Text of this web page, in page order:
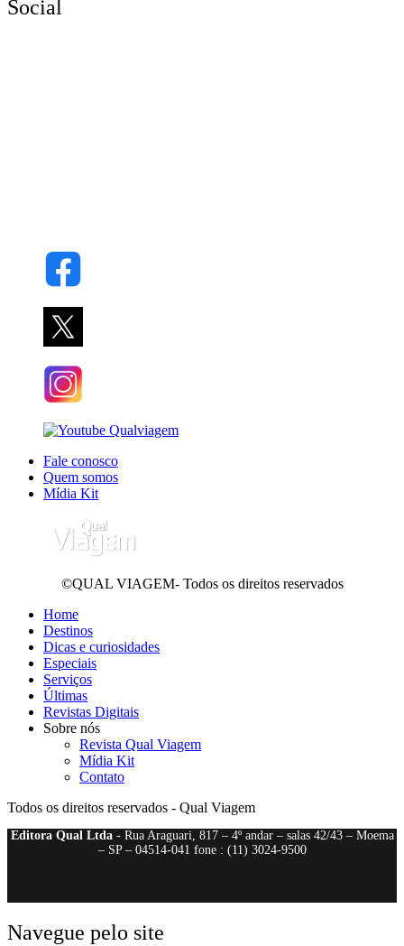
Social
Fale conosco
Quem somos
Mídia Kit
©QUAL VIAGEM- Todos os direitos reservados
Home
Destinos
Dicas e curiosidades
Especiais
Serviços
Últimas
Revistas Digitais
Sobre nós
Revista Qual Viagem
Mídia Kit
Contato
Todos os direitos reservados - Qual Viagem
Editora Qual Ltda- Rua Araguari, 817 – 4º andar – salas 42/43 – Moema
– SP – 04514-041 fone : (11) 3024-9500
Navegue pelo site